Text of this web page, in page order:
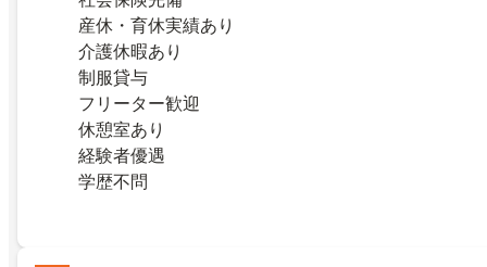
産休・育休実績あり
介護休暇あり
制服貸与
フリーター歓迎
休憩室あり
経験者優遇
学歴不問